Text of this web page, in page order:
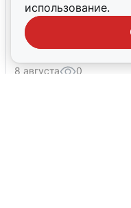
использование.
РВК-Воронеж
оставивших
Воронежа
8 августа 0